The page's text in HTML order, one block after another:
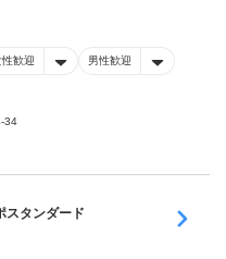
性歓迎 男性歓迎
34
スタンダード